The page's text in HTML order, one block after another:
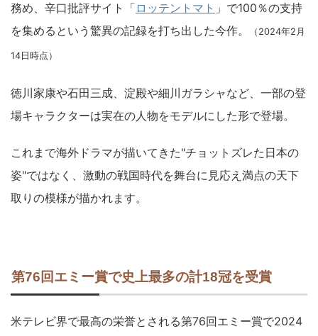
務め、辛口批評サイト「 ロッテントマト 」で100％の支持
を集めるという驚異の記録を打ち出した今作。
（2024年2月
14日時点）
徳川家康や石田三成、淀殿や細川ガラシャなど、一部の登
場キャラクターは実在の人物をモデルにした形で登場。
これまで海外ドラマが描いてきた"チョットズレた日本の
姿"ではなく、激動の戦国時代を舞台に見応え満点の天下
取りの模様が描かれます。
第76回エミー賞で史上最多の計18冠を受賞
米テレビ界で最高の栄誉とされる第76回エミー賞で2024